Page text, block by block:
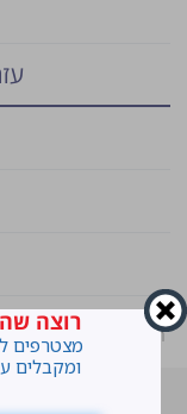
ראשי Shop
»סנו
רוצה
מצטרפים
ומקבלים